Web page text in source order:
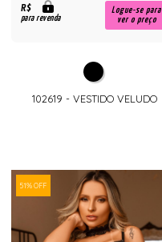
R$
para revenda
Logue-se para
ver o preço
102619 - VESTIDO VELUDO
51% OFF